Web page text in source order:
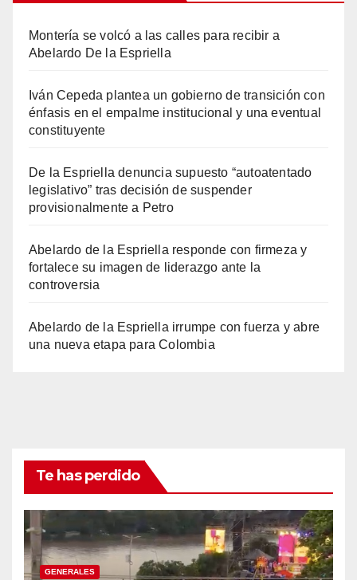
Montería se volcó a las calles para recibir a
Abelardo De la Espriella
Iván Cepeda plantea un gobierno de transición con
énfasis en el empalme institucional y una eventual
constituyente
De la Espriella denuncia supuesto “autoatentado
legislativo” tras decisión de suspender
provisionalmente a Petro
Abelardo de la Espriella responde con firmeza y
fortalece su imagen de liderazgo ante la
controversia
Abelardo de la Espriella irrumpe con fuerza y abre
una nueva etapa para Colombia
Te has perdido
GENERALES